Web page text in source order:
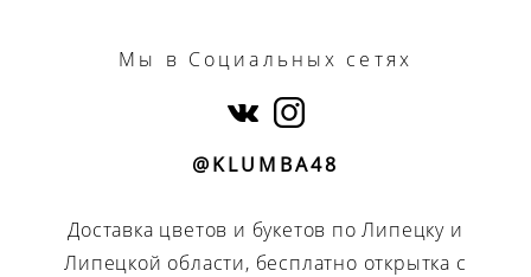
Мы в Социальных сетях
@KLUMBA48
Доставка цветов и букетов по Липецку и
Липецкой области, бесплатно открытка с